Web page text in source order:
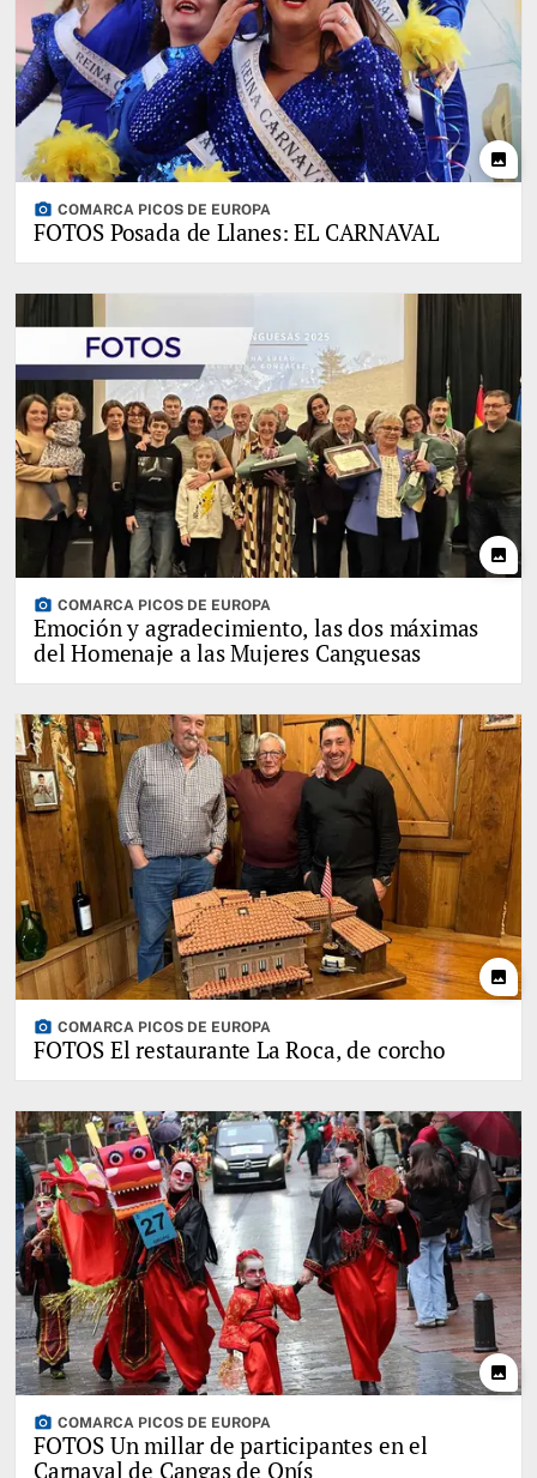
photo
photo_camera COMARCA PICOS DE EUROPA
FOTOS Posada de Llanes: EL CARNAVAL
photo
photo_camera COMARCA PICOS DE EUROPA
Emoción y agradecimiento, las dos máximas
del Homenaje a las Mujeres Canguesas
photo
photo_camera COMARCA PICOS DE EUROPA
FOTOS El restaurante La Roca, de corcho
photo
photo_camera COMARCA PICOS DE EUROPA
FOTOS Un millar de participantes en el
Carnaval de Cangas de Onís